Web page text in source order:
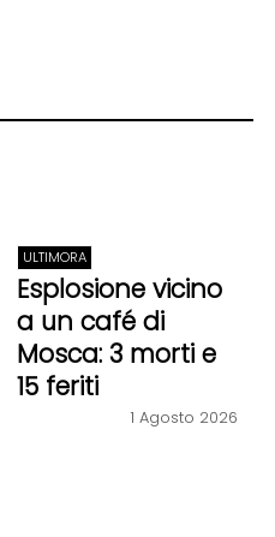
ULTIMORA
Esplosione vicino
a un café di
Mosca: 3 morti e
15 feriti
1 Agosto 2026